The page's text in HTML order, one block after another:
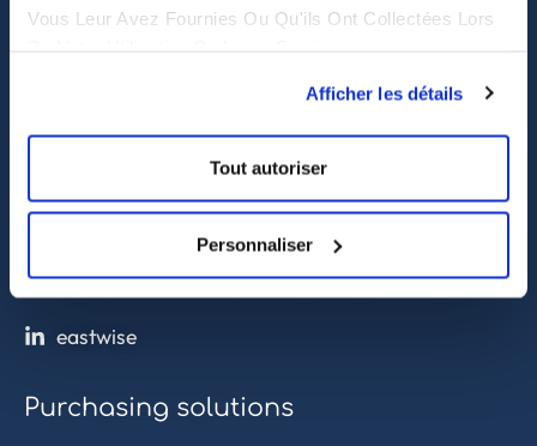
Vous Leur Avez Fournies Ou Qu'ils Ont Collectées Lors
Afficher les détails
Tout autoriser
Personnaliser
sales@eastwise.net
(+852) 3621 0156
308 Des Voeux Rd Central – Unit 2607, 26/F
308, Des Voeux Road, Hong Kong
eastwise
Purchasing solutions